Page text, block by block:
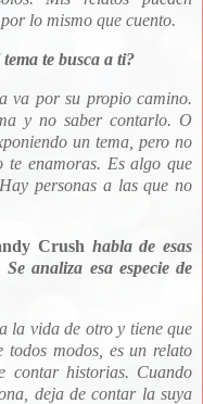
lo mismo que cuento.
te busca a ti?
va por su propio camino.
y no saber contarlo. O
un tema, pero no
te enamoras. Es algo que
personas a las que no
Crush habla de esas
analiza esa especie de
la vida de otro y tiene que
modos, es un relato
contar historias. Cuando
deja de contar la suya